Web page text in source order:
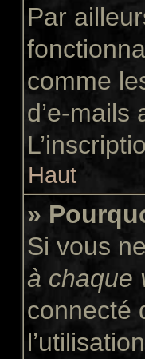
Par
comme
d’e-mails
Haut
»
Si vous
à chaque
connecté